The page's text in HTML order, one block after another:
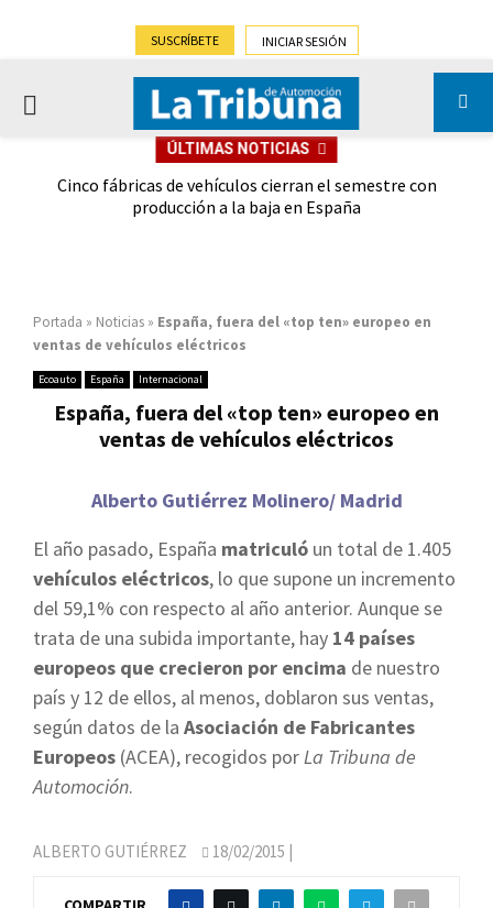
SUSCRÍBETE INICIAR SESIÓN
PRIMARY
ÚLTIMAS NOTICIAS
Cinco fábricas de vehículos cierran el semestre con
producción a la baja en España
Portada » Noticias » España, fuera del «top ten» europeo en
ventas de vehículos eléctricos
Ecoauto España Internacional
España, fuera del «top ten» europeo en
ventas de vehículos eléctricos
Alberto Gutiérrez Molinero/ Madrid
El año pasado, España matriculó un total de 1.405
vehículos eléctricos, lo que supone un incremento
del 59,1% con respecto al año anterior. Aunque se
trata de una subida importante, hay 14 países
europeos que crecieron por encima de nuestro
país y 12 de ellos, al menos, doblaron sus ventas,
según datos de la Asociación de Fabricantes
Europeos (ACEA), recogidos porLa Tribuna de
Automoción.
ALBERTO GUTIÉRREZ 18/02/2015 |